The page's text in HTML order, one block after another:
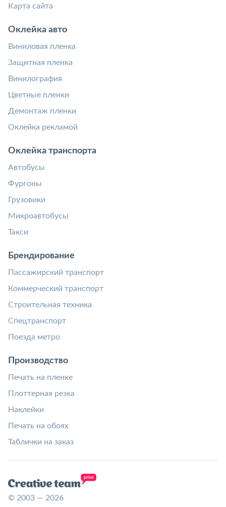
Карта сайта
Оклейка авто
Виниловая пленка
Защитная пленка
Винилография
Цветные пленки
Демонтаж пленки
Оклейка рекламой
Оклейка транспорта
Автобусы
Фургоны
Грузовики
Микроавтобусы
Такси
Брендирование
Пассажирский транспорт
Коммерческий транспорт
Строительная техника
Спецтранспорт
Поезда метро
Производство
Печать на пленке
Плоттерная резка
Наклейки
Печать на обоях
Таблички на заказ
© 2003 — 2026